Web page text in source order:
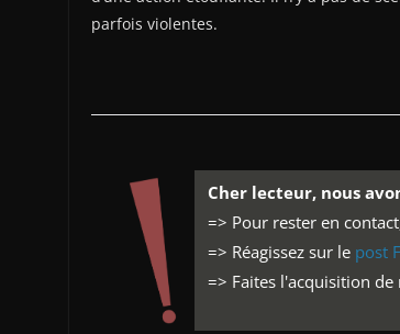
parfois violentes.
Cher lecteur, nous
=> Pour rester en
=> Réagissez sur le post
=> Faites l'acquisition